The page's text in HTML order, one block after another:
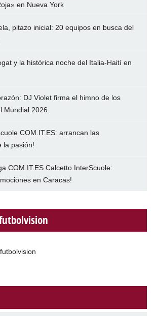
en Nueva York
pitazo inicial: 20 equipos en busca del
y la histórica noche del Italia-Haití en
DJ Violet firma el himno de los
Mundial 2026
COM.IT.ES: arrancan las
la pasión!
COM.IT.ES Calcetto InterScuole:
en Caracas!